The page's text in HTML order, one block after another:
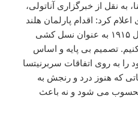
به نقل از خبرگزاری آناتولی،
کرد: اقدام پارلمان هلند
مبنی بر شناسایی اتفاقات سال ۱۹۱۵ به عنوان نسل کشی
تصمیم بی پایه و اساس
به روی اتفاقات سربرنیتسا
که هنوز درد و رنجش به
محسوب می شود و نه باعث